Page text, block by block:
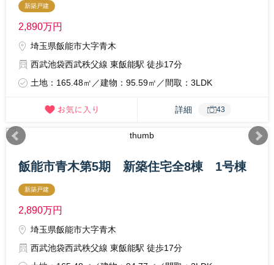
新築戸建
2,890万円
埼玉県飯能市大字青木
西武池袋西武秩父線 東飯能駅 徒歩17分
土地：165.48㎡／建物：95.59㎡／間取：3LDK
詳細 43
飯能市青木第5期 新築住宅全8棟 1号棟
新築戸建
2,890万円
埼玉県飯能市大字青木
西武池袋西武秩父線 東飯能駅 徒歩17分